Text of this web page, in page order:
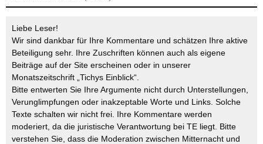
Liebe Leser!
Wir sind dankbar für Ihre Kommentare und schätzen Ihre aktive
Beteiligung sehr. Ihre Zuschriften können auch als eigene
Beiträge auf der Site erscheinen oder in unserer
Monatszeitschrift „Tichys Einblick“.
Bitte entwerten Sie Ihre Argumente nicht durch Unterstellungen,
Verunglimpfungen oder inakzeptable Worte und Links. Solche
Texte schalten wir nicht frei. Ihre Kommentare werden
moderiert, da die juristische Verantwortung bei TE liegt. Bitte
verstehen Sie, dass die Moderation zwischen Mitternacht und